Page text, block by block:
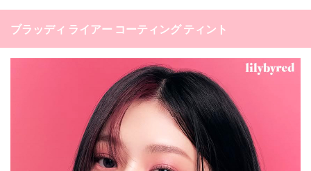
ブラッディ ライアー コーティング ティント